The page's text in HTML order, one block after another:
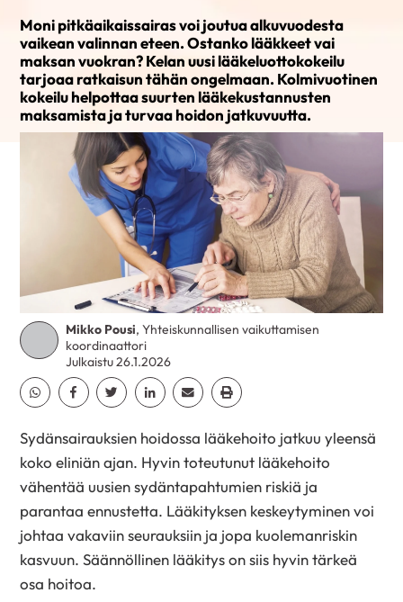
Moni pitkäaikaissairas voi joutua alkuvuodesta
vaikean valinnan eteen. Ostanko lääkkeet vai
maksan vuokran? Kelan uusi lääkeluottokokeilu
tarjoaa ratkaisun tähän ongelmaan. Kolmivuotinen
kokeilu helpottaa suurten lääkekustannusten
maksamista ja turvaa hoidon jatkuvuutta.
Mikko Pousi, Yhteiskunnallisen vaikuttamisen
koordinaattori
Julkaistu 26.1.2026
Jaa Whatsapp
Jaa Facebook
Jaa TwitterJaa Linkedin
Jaa EmailJaa Print
Sydänsairauksien hoidossa lääkehoito jatkuu yleensä
koko eliniän ajan. Hyvin toteutunut lääkehoito
vähentää uusien sydäntapahtumien riskiä ja
parantaa ennustetta. Lääkityksen keskeytyminen voi
johtaa vakaviin seurauksiin ja jopa kuolemanriskin
kasvuun. Säännöllinen lääkitys on siis hyvin tärkeä
osa hoitoa.